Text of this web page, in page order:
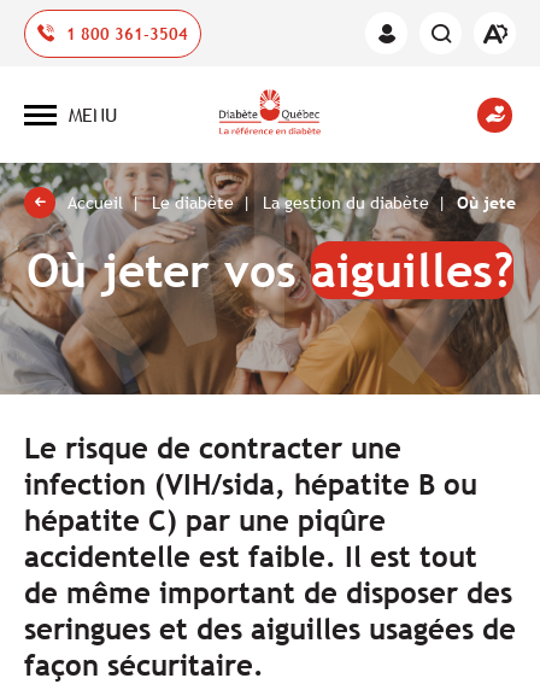
1 800 361-3504
Espace
Ouvrir
Ouvrir
du
site
MENU
Accueil Le diabète La gestion du diabète Où jeter
Où jeter vosaiguilles?
Le risque de contracter une
infection (VIH/sida, hépatite B ou
hépatite C) par une piqûre
accidentelle est faible. Il est tout
de même important de disposer des
seringues et des aiguilles usagées de
façon sécuritaire.